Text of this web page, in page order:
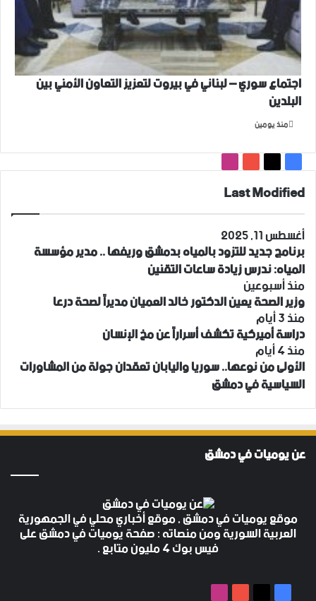
اجتماع سوري – لبناني في بيروت لتعزيز التعاون ‏الأمني ‏بين
البلدين
منذ يومين
فيسبوك
‫X
‫YouTube
انستقرام
Last Modified
أغسطس 11, 2025
برنامج جديد للتزود بالمياه بدمشق وريفها .. مدير مؤسسة
المياه: ندرس زيادة ساعات التقنين
منذ أسبوعين
وزير الصحة يعين الدكتور خالد العميان مديراً لصحة درعا
منذ 3 أيام
دراسة أميركية تكشف أسراراً عن مخ الإنسان
منذ 4 أيام
الأولى من نوعها.. سوريا واليابان تعقدان جولة من المشاورات
السياسية في دمشق
عن يوميات في دمشق
موقع يوميات في دمشق , موقع أخباري محلي في الجمهورية
العربية السورية ومن منصاته : صفحة يوميات في دمشق على
فيس بوك 4 مليون متابع .
فيسبوك
‫X
‫YouTube
انستقرام